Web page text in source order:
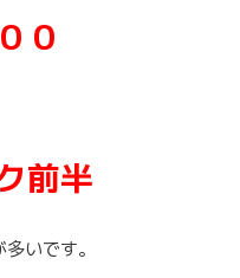
０
前半
いです。